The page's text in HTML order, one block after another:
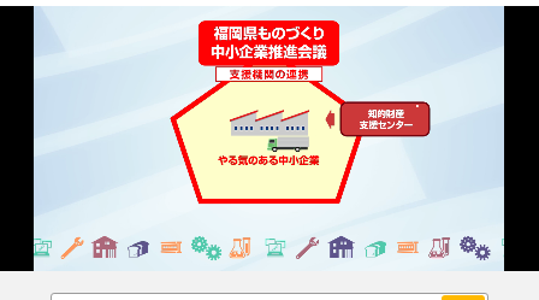
Unmute Loaded: